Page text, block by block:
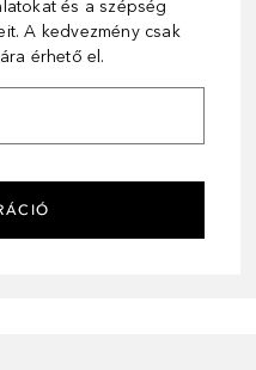
és a szépség
A kedvezmény csak
érhető el.